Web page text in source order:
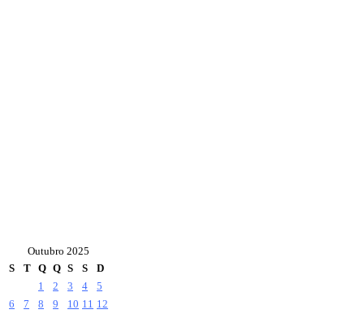
Outubro 2025
S
T Q Q S S
D
1
2 3 4
5
6
7 8 9 10 11 12